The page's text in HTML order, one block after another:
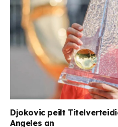
Djokovic peilt
Angeles an